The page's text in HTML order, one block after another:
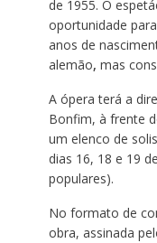
de 1955. O
oportunidade
anos de
alemão, mas
A ópera terá a
Bonfim, à frente
um elenco de
dias 16, 18 e 19
populares).
No formato de
obra, assinada